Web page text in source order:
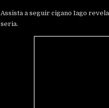
Assista a seguir cigano Iago
seria.